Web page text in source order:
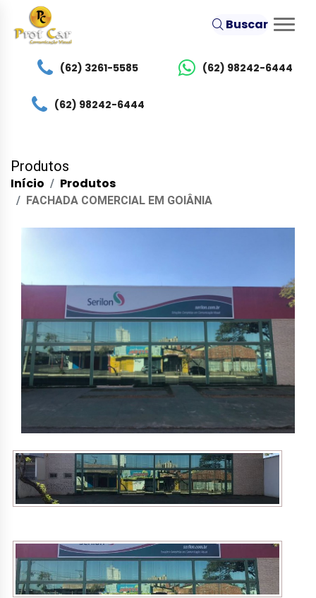
Buscar
(62) 3261-5585 (62) 98242-6444
(62) 98242-6444
Produtos
Início Produtos
FACHADA COMERCIAL EM GOIÂNIA